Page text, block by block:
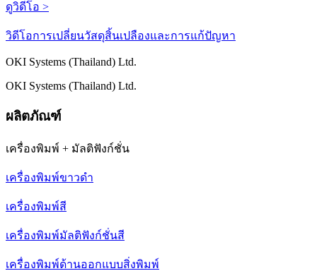
ดูวิดีโอ >
วิดีโอการเปลี่ยนวัสดุสิ้นเปลืองและการแก้ปัญหา
OKI Systems (Thailand) Ltd.
OKI Systems (Thailand) Ltd.
ผลิตภัณฑ์
เครื่องพิมพ์ + มัลติฟังก์ชั่น
เครื่องพิมพ์ขาวดำ
เครื่องพิมพ์สี
เครื่องพิมพ์มัลติฟังก์ชั่นสี
เครื่องพิมพ์ด้านออกแบบสิ่งพิมพ์